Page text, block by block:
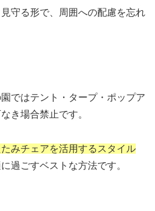
守る形で、周囲への配慮を忘れ
ではテント・タープ・ポップア
き場合禁止です。
みチェアを活用するスタイル
過ごすベストな方法です。